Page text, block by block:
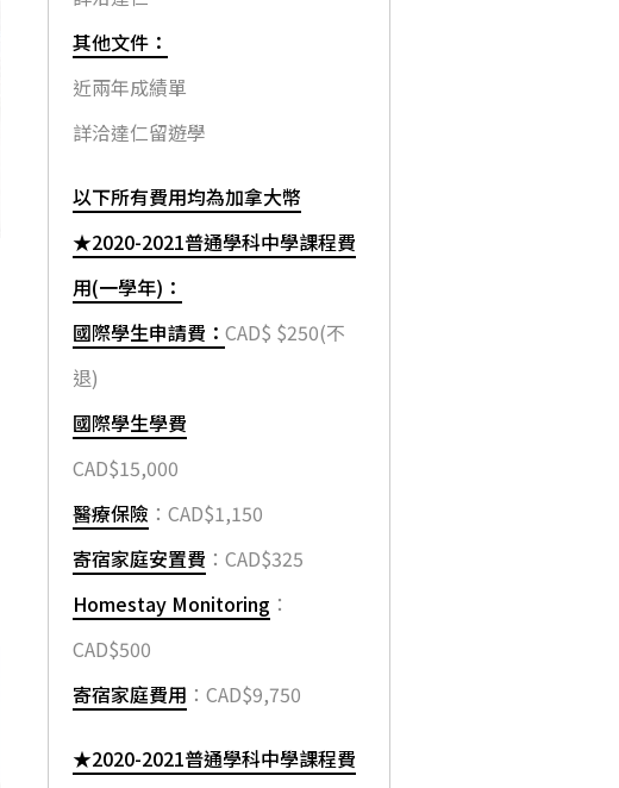
其他文件：
近兩年成績單
詳洽達仁留遊學
以下所有費用均為加拿大幣
★2020-2021普通學科中學課程費
用(一學年)：
國際學生申請費： CAD$ $250(不
退)
國際學生學費
CAD$15,000
醫療保險 ：CAD$1,150
寄宿家庭安置費 ：CAD$325
Homestay Monitoring ：
CAD$500
寄宿家庭費用 ：CAD$9,750
★2020-2021普通學科中學課程費